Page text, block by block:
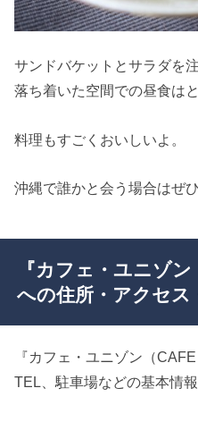
サンドバケットとサラダを注
落ち着いた空間での昼食は
料理もすごくおいしいよ。
沖縄で誰かと会う場合はぜ
『カフェ・ユニゾン
への住所・アクセス
『カフェ・ユニゾン（
TEL、駐車場などの基本情